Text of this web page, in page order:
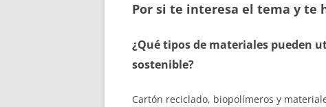
Por si te interesa el tema y te
¿Qué tipos de materiales pueden
sostenible?
Cartón reciclado, biopolímeros y